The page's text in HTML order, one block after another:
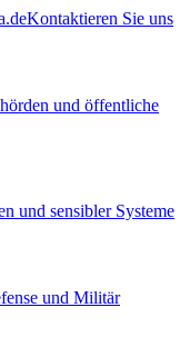
Kontaktieren Sie uns
und öffentliche
und sensibler Systeme
und Militär